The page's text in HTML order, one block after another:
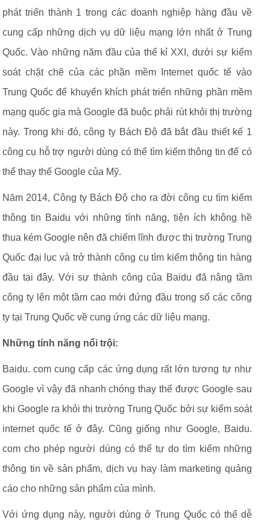
phát triển thành 1 trong các doanh nghiệp hàng đầu về
cung cấp những dịch vụ dữ liệu mạng lớn nhất ở Trung
Quốc. Vào những năm đầu của thế kỉ XXI, dưới sự kiểm
soát chặt chẽ của các phần mềm Internet quốc tế vào
Trung Quốc để khuyến khích phát triển những phần mềm
mạng quốc gia mà Google đã buộc phải rút khỏi thị trường
này. Trong khi đó, công ty Bách Độ đã bắt đầu thiết kế 1
công cụ hỗ trợ người dùng có thể tìm kiếm thông tin để có
thể thay thế Google của Mỹ.
Năm 2014, Công ty Bách Độ cho ra đời công cụ tìm kiếm
thông tin Baidu với những tính năng, tiện ích không hề
thua kém Google nên đã chiếm lĩnh được thị trường Trung
Quốc đại lục và trở thành công cụ tìm kiếm thông tin hàng
đầu tại đây. Với sự thành công của Baidu đã nâng tầm
công ty lên một tầm cao mới đứng đầu trong số các công
ty tại Trung Quốc về cung ứng các dữ liệu mạng.
Những tính năng nổi trội:
Baidu. com cung cấp các ứng dụng rất lớn tương tự như
Google vì vậy đã nhanh chóng thay thế được Google sau
khi Google ra khỏi thị trường Trung Quốc bởi sự kiểm soát
internet quốc tế ở đây. Cũng giống như Google, Baidu.
com cho phép người dùng có thể tự do tìm kiếm những
thông tin về sản phẩm, dịch vụ hay làm marketing quảng
cáo cho những sản phẩm của mình.
Với ứng dụng này, người dùng ở Trung Quốc có thể dễ